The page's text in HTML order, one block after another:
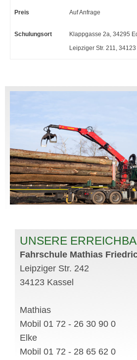
Preis Auf Anfrage
Schulungsort
Klappgasse 2a, 34295
Leipziger Str. 211, 34123
UNSERE
Fahrschule Mathias
Leipziger Str. 242
34123 Kassel
Mathias
Mobil 01 72 - 26 30 90 0
Elke
Mobil 01 72 - 28 65 62 0